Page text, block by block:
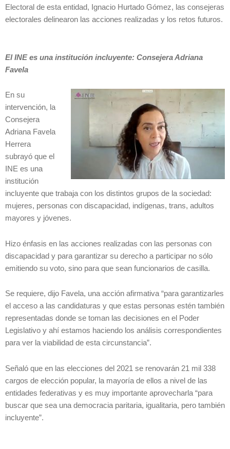
Electoral de esta entidad, Ignacio Hurtado Gómez, las consejeras
electorales delinearon las acciones realizadas y los retos futuros.
El INE es una institución incluyente: Consejera Adriana
Favela
En su
intervención, la
Consejera
Adriana Favela
Herrera
subrayó que el
INE es una
institución
incluyente que trabaja con los distintos grupos de la sociedad:
mujeres, personas con discapacidad, indígenas, trans, adultos
mayores y jóvenes.
Hizo énfasis en las acciones realizadas con las personas con
discapacidad y para garantizar su derecho a participar no sólo
emitiendo su voto, sino para que sean funcionarios de casilla.
Se requiere, dijo Favela, una acción afirmativa “para garantizarles
el acceso a las candidaturas y que estas personas estén también
representadas donde se toman las decisiones en el Poder
Legislativo y ahí estamos haciendo los análisis correspondientes
para ver la viabilidad de esta circunstancia”.
Señaló que en las elecciones del 2021 se renovarán 21 mil 338
cargos de elección popular, la mayoría de ellos a nivel de las
entidades federativas y es muy importante aprovecharla “para
buscar que sea una democracia paritaria, igualitaria, pero también
incluyente”.